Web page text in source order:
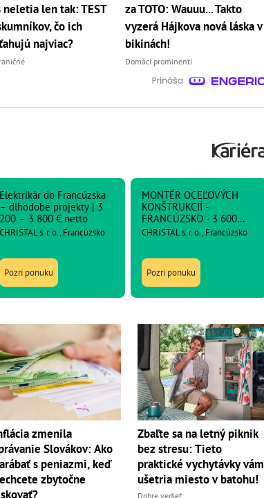
neletia len tak: TEST
čo ich
najviac?
za TOTO: Wauuu... Takto
vyzerá Hájkova nová láska v
bikinách!
Domáci prominenti
Elektrikár do Francúzska
– dlhodobé projekty | 3
200 – 3 800 € netto
CHRISTAL s. r. o., Francúzsko
Pozri ponuku
MONTÉR OCEĽOVÝCH
KONŠTRUKCIÍ -
FRANCÚZSKO - 3 600
netto
CHRISTAL s. r. o., Francúzsko
Pozri ponuku
zmenila
Slovákov: Ako
s peniazmi, keď
zbytočne
Zbaľte sa na letný piknik
bez stresu: Tieto
praktické vychytávky vám
ušetria miesto v batohu!
Dobre vedieť